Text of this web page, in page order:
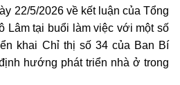
22/5/2026 về kết luận của Tổng
Lâm tại buổi làm việc với một số
khai Chỉ thị số 34 của Ban Bí
hướng phát triển nhà ở trong